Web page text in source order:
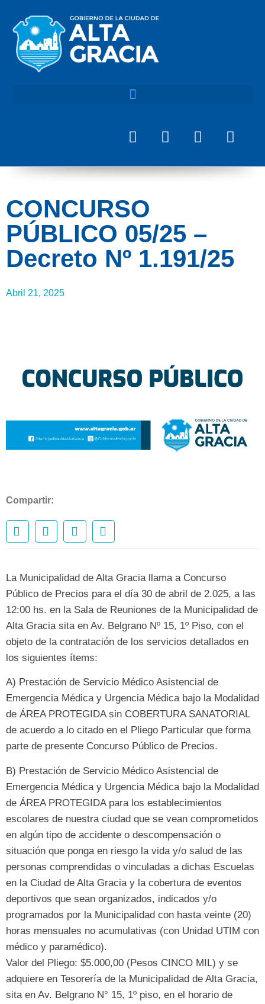
CONCURSO
PÚBLICO 05/25 –
Decreto Nº 1.191/25
Abril 21, 2025
Compartir:
La Municipalidad de Alta Gracia llama a Concurso
Público de Precios para el día 30 de abril de 2.025, a las
12:00 hs. en la Sala de Reuniones de la Municipalidad de
Alta Gracia sita en Av. Belgrano Nº 15, 1º Piso, con el
objeto de la contratación de los servicios detallados en
los siguientes ítems:
A) Prestación de Servicio Médico Asistencial de
Emergencia Médica y Urgencia Médica bajo la Modalidad
de ÁREA PROTEGIDA sin COBERTURA SANATORIAL
de acuerdo a lo citado en el Pliego Particular que forma
parte de presente Concurso Público de Precios.
B) Prestación de Servicio Médico Asistencial de
Emergencia Médica y Urgencia Médica bajo la Modalidad
de ÁREA PROTEGIDA para los establecimientos
escolares de nuestra ciudad que se vean comprometidos
en algún tipo de accidente o descompensación o
situación que ponga en riesgo la vida y/o salud de las
personas comprendidas o vinculadas a dichas Escuelas
en la Ciudad de Alta Gracia y la cobertura de eventos
deportivos que sean organizados, indicados y/o
programados por la Municipalidad con hasta veinte (20)
horas mensuales no acumulativas (con Unidad UTIM con
médico y paramédico).
Valor del Pliego: $5.000,00 (Pesos CINCO MIL) y se
adquiere en Tesorería de la Municipalidad de Alta Gracia,
sita en Av. Belgrano N° 15, 1º piso, en el horario de